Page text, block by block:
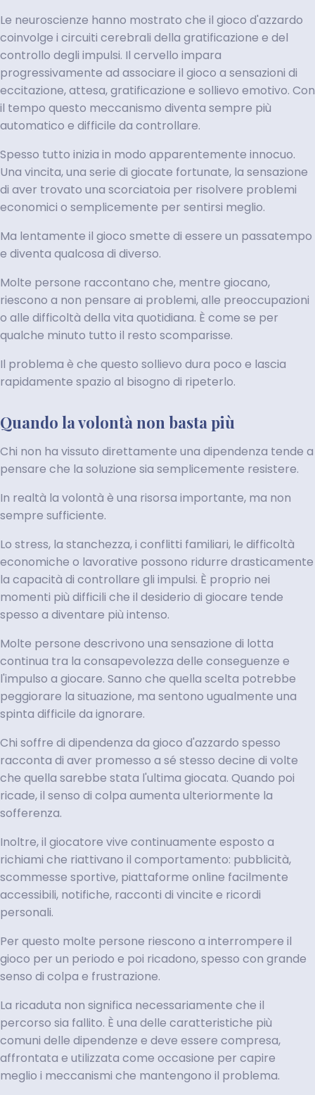
Le neuroscienze hanno mostrato che il gioco d'azzardo
coinvolge i circuiti cerebrali della gratificazione e del
controllo degli impulsi. Il cervello impara
progressivamente ad associare il gioco a sensazioni di
eccitazione, attesa, gratificazione e sollievo emotivo. Con
il tempo questo meccanismo diventa sempre più
automatico e difficile da controllare.
Spesso tutto inizia in modo apparentemente innocuo.
Una vincita, una serie di giocate fortunate, la sensazione
di aver trovato una scorciatoia per risolvere problemi
economici o semplicemente per sentirsi meglio.
Ma lentamente il gioco smette di essere un passatempo
e diventa qualcosa di diverso.
Molte persone raccontano che, mentre giocano,
riescono a non pensare ai problemi, alle preoccupazioni
o alle difficoltà della vita quotidiana. È come se per
qualche minuto tutto il resto scomparisse.
Il problema è che questo sollievo dura poco e lascia
rapidamente spazio al bisogno di ripeterlo.
Quando la volontà non basta più
Chi non ha vissuto direttamente una dipendenza tende a
pensare che la soluzione sia semplicemente resistere.
In realtà la volontà è una risorsa importante, ma non
sempre sufficiente.
Lo stress, la stanchezza, i conflitti familiari, le difficoltà
economiche o lavorative possono ridurre drasticamente
la capacità di controllare gli impulsi. È proprio nei
momenti più difficili che il desiderio di giocare tende
spesso a diventare più intenso.
Molte persone descrivono una sensazione di lotta
continua tra la consapevolezza delle conseguenze e
l'impulso a giocare. Sanno che quella scelta potrebbe
peggiorare la situazione, ma sentono ugualmente una
spinta difficile da ignorare.
Chi soffre di dipendenza da gioco d'azzardo spesso
racconta di aver promesso a sé stesso decine di volte
che quella sarebbe stata l'ultima giocata. Quando poi
ricade, il senso di colpa aumenta ulteriormente la
sofferenza.
Inoltre, il giocatore vive continuamente esposto a
richiami che riattivano il comportamento: pubblicità,
scommesse sportive, piattaforme online facilmente
accessibili, notifiche, racconti di vincite e ricordi
personali.
Per questo molte persone riescono a interrompere il
gioco per un periodo e poi ricadono, spesso con grande
senso di colpa e frustrazione.
La ricaduta non significa necessariamente che il
percorso sia fallito. È una delle caratteristiche più
comuni delle dipendenze e deve essere compresa,
affrontata e utilizzata come occasione per capire
meglio i meccanismi che mantengono il problema.